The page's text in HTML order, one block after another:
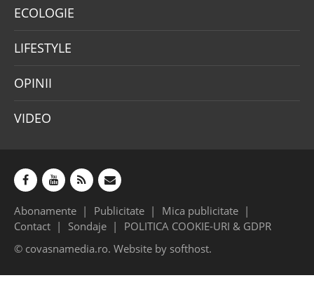
ECOLOGIE
LIFESTYLE
OPINII
VIDEO
Abonamente Publicitate
Mica publicitate
Contact
Sondaje
POLITICA COOKIE-URI & GDPR
© covasnamedia.ro. Website by softhost.